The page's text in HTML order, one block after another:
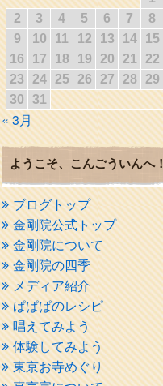
2
3 4 5 6 7
8
9
10 11 12 13 14
15
16
17 18 19 20 21
22
23
24 25 26 27 28
29
30
31
« 3月
ようこそ、こんごういんへ！
ブログトップ
金剛院公式トップ
金剛院について
金剛院の四季
メディア紹介
ぱぱぱのレシピ
唱えてみよう
体験してみよう
東京お寺めぐり